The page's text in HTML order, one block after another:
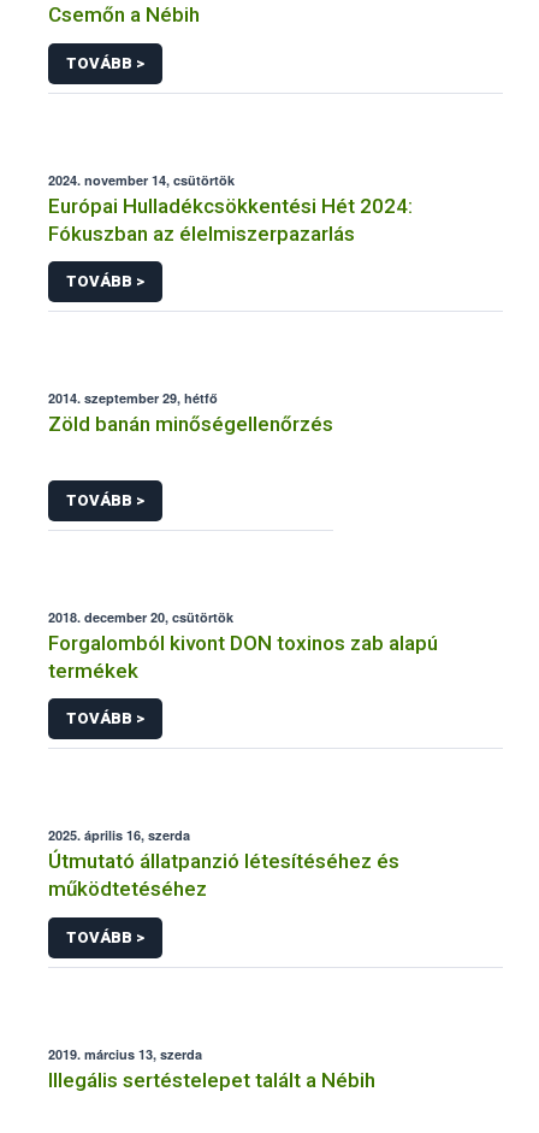
Csemőn a Nébih
TOVÁBB >
2024. november 14, csütörtök
Európai Hulladékcsökkentési Hét 2024:
Fókuszban az élelmiszerpazarlás
TOVÁBB >
2014. szeptember 29, hétfő
Zöld banán minőségellenőrzés
TOVÁBB >
2018. december 20, csütörtök
Forgalomból kivont DON toxinos zab alapú
termékek
TOVÁBB >
2025. április 16, szerda
Útmutató állatpanzió létesítéséhez és
működtetéséhez
TOVÁBB >
2019. március 13, szerda
Illegális sertéstelepet talált a Nébih